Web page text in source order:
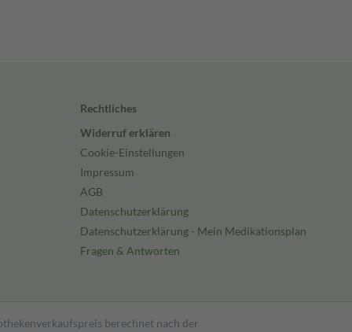
Rechtliches
Widerruf erklären
Cookie-Einstellungen
Impressum
AGB
Datenschutzerklärung
Datenschutzerklärung - Mein Medikationsplan
Fragen & Antworten
berechnet nach der